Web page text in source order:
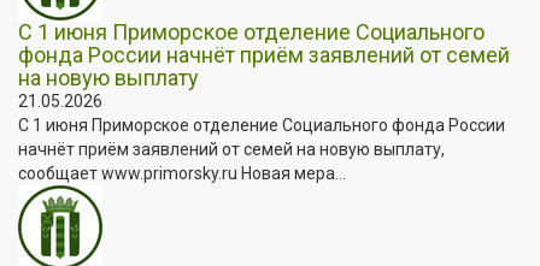
С 1 июня Приморское отделение Социального
фонда России начнёт приём заявлений от семей
на новую выплату
21.05.2026
С 1 июня Приморское отделение Социального фонда России
начнёт приём заявлений от семей на новую выплату,
сообщает www.primorsky.ru Новая мера...